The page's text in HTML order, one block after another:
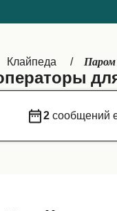
Клайпеда Паром
2сообщений